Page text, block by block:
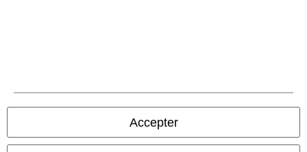
Accepter
Conditions générales